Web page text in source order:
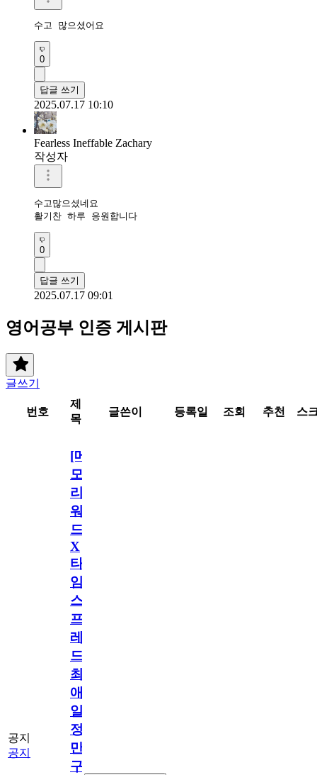
수고 많으셨어요
0
답글 쓰기
2025.07.17 10:10
Fearless Ineffable Zachary
작성자
수고많으셨네요
활기찬 하루 응원합니다
0
답글 쓰기
2025.07.17 09:01
영어공부 인증 게시판
글쓰기
번호
제
목
글쓴이 등록일 조회 추천 스
공지
공지
[메
모
리
워
드
X
타
임
스
프
레
드]
최
애
일
정
만
구